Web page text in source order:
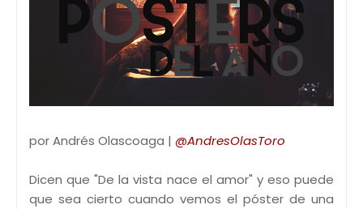
por Andrés Olascoaga | @AndresOlasToro
Dicen que "De la vista nace el amor" y eso puede
que sea cierto cuando vemos el póster de una